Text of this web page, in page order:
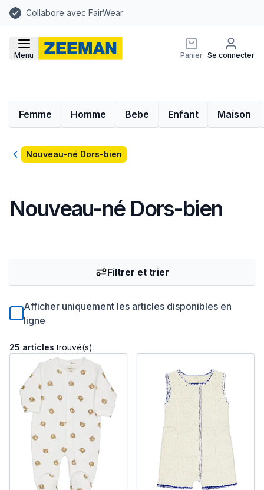
Collabore avec FairWear
Menu Panier Se connecter
Femme Homme Bebe Enfant Maison
RetourNouveau-né Dors-bien
Nouveau-né Dors-bien
Afficher uniquement les articles disponibles en
ligne
25 articles trouvé(s)
Filtrer et trier